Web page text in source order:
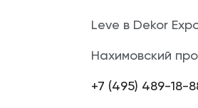
Leve в Dekor
Нахимовский
+7 (495) 489-18-